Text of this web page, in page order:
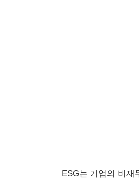
ESG는 기업의 비재